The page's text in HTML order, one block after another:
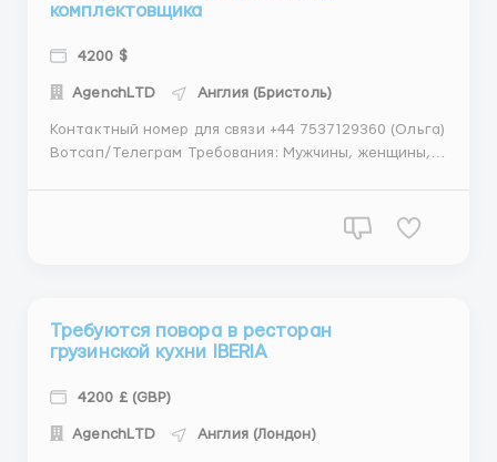
комплектовщика
4200 $
АgеnchLТD Англия (Бристоль)
Контактный номер для связи +44 7537129360 (Ольга)
Вотсап/Телеграм Требования: Мужчины, женщины,
Требуются повора в ресторан
грузинской кухни IBERIA
4200 £ (GBP)
АgеnchLТD Англия (Лондон)